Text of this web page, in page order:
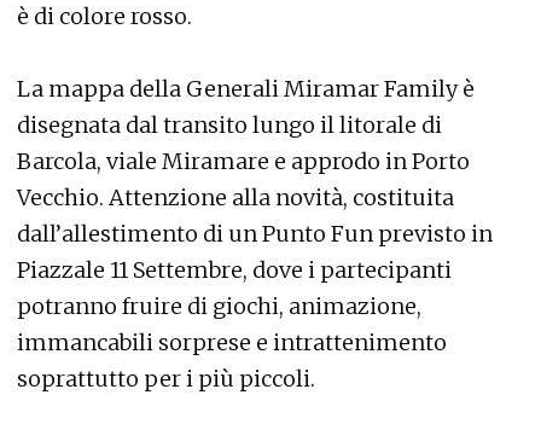
è di colore rosso.
La mappa della Generali Miramar Family è
disegnata dal transito lungo il litorale di
Barcola, viale Miramare e approdo in Porto
Vecchio. Attenzione alla novità, costituita
dall’allestimento di un Punto Fun previsto in
Piazzale 11 Settembre, dove i partecipanti
potranno fruire di giochi, animazione,
immancabili sorprese e intrattenimento
soprattutto per i più piccoli.